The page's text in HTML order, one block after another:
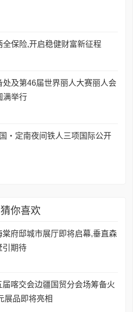
保险,开启稳健财富新征程
处及第46届世界丽人大赛丽人会
满举行
・定南夜间铁人三项国际公开
猜你喜欢
棠府邸城市展厅即将启幕,垂直森
引期待
届喀交会边疆国贸分会场筹备火
展品即将亮相